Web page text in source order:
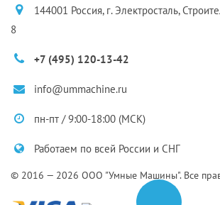
144001 Россия, г. Электросталь,
8
+7 (495) 120-13-42
info@ummachine.ru
пн-пт / 9:00-18:00 (МСК)
Работаем по всей России и СНГ
© 2016 — 2026 ООО "Умные Машины". Все